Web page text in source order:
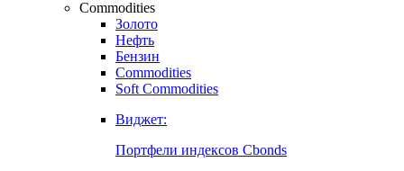
Commodities
Золото
Нефть
Бензин
Commodities
Soft Commodities
Виджет:
Портфели индексов Cbonds